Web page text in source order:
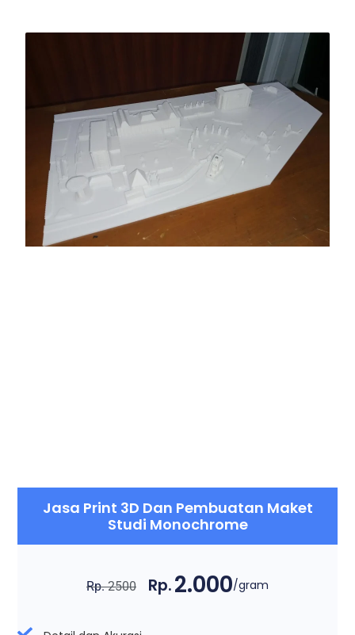
Jasa Print 3D Dan Pembuatan Maket
Studi Monochrome
Rp.2500 Rp.2.000/gram